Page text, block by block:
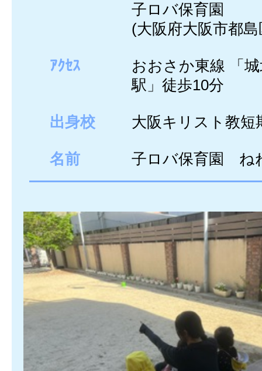
子ロバ保育園
(大阪府大阪市都
ｱｸｾｽ
おおさか東線 「
駅」徒歩10分
出身校 大阪キリスト教短
名前 子ロバ保育園 ね